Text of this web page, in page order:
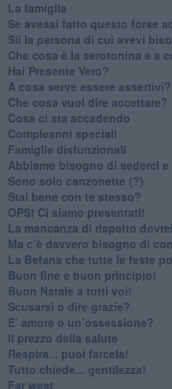
​La famiglia
​Se avessi fatto questo forse
​Sii la persona di cui avevi
Che cosa è la serotonina e a
​Hai Presente Vero?
A cosa serve essere assertivi?
​Che cosa vuol dire accettare?
​Cosa ci sta accadendo
​Compleanni speciali
​Famiglie disfunzionali
​Abbiamo bisogno di sederci e
Sono solo canzonette (?)
​Stai bene con te stesso?
​OPS! Ci siamo presentati!
​La mancanza di rispetto
​Ma c’è davvero bisogno di
​La Befana che tutte le feste
Buon fine e buon principio!
​Buon Natale a tutti voi!
​Scusarsi o dire grazie?
​E’ amore o un’ossessione?
​Il prezzo della salute
​Respira... puoi farcela!
​Tutto chiede... gentilezza!
​Far west